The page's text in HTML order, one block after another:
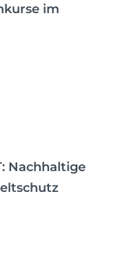
im
Nachhaltige